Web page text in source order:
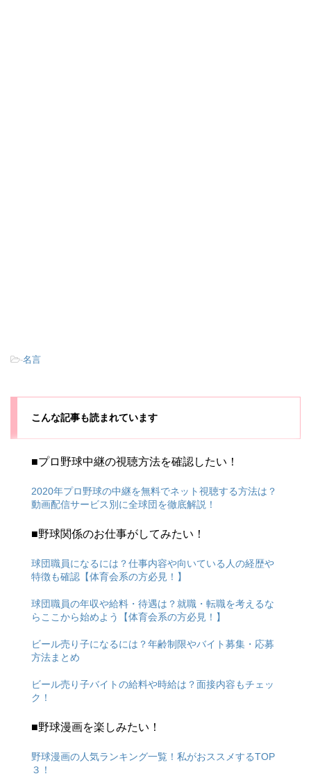
-名言
こんな記事も読まれています
■プロ野球中継の視聴方法を確認したい！
2020年プロ野球の中継を無料でネット視聴する方法は？
動画配信サービス別に全球団を徹底解説！
■野球関係のお仕事がしてみたい！
球団職員になるには？仕事内容や向いている人の経歴や
特徴も確認【体育会系の方必見！】
球団職員の年収や給料・待遇は？就職・転職を考えるな
らここから始めよう【体育会系の方必見！】
ビール売り子になるには？年齢制限やバイト募集・応募
方法まとめ
ビール売り子バイトの給料や時給は？面接内容もチェッ
ク！
■野球漫画を楽しみたい！
野球漫画の人気ランキング一覧！私がおススメするTOP
３！